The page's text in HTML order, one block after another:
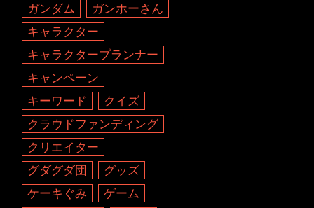
ガンダム
ガンホーさん
キャラクター
キャラクタープランナー
キャンペーン
キーワード
クイズ
クラウドファンディング
クリエイター
グダグダ団
グッズ
ケーキぐみ
ゲーム